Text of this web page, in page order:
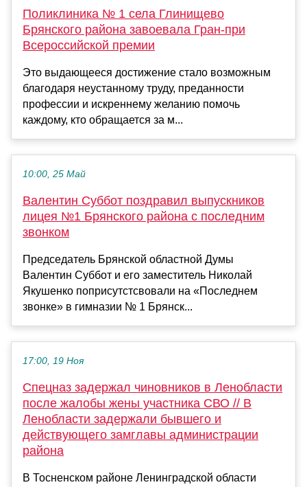
Поликлиника № 1 села Глинищево
Брянского района завоевала Гран-при
Всероссийской премии
Это выдающееся достижение стало возможным
благодаря неустанному труду, преданности
профессии и искреннему желанию помочь
каждому, кто обращается за м...
10:00, 25 Май
Валентин Суббот поздравил выпускников
лицея №1 Брянского района с последним
звонком
Председатель Брянской областной Думы
Валентин Суббот и его заместитель Николай
Якушенко поприсутстсвовали на «Последнем
звонке» в гимназии № 1 Брянск...
17:00, 19 Ноя
Спецназ задержал чиновников в Ленобласти
после жалобы жены участника СВО // В
Ленобласти задержали бывшего и
действующего замглавы администрации
района
В Тосненском районе Ленинградской области